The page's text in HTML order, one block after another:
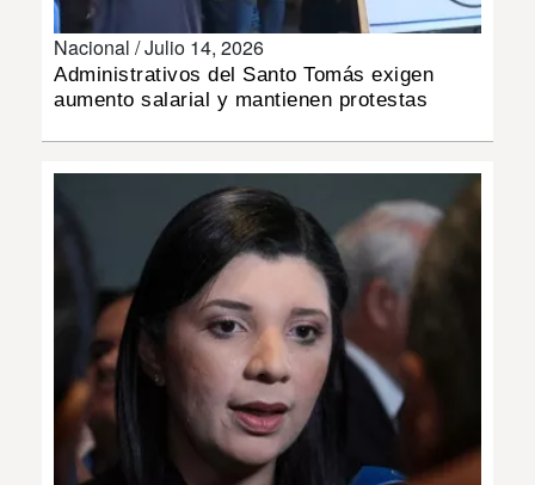
DEPORTES
Nacional /Julio 14, 2026
Administrativos del Santo Tomás exigen
aumento salarial y mantienen protestas